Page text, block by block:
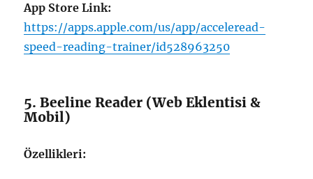
App Store Link:
https://apps.apple.com/us/app/acceleread-
speed-reading-trainer/id528963250
5. Beeline Reader (Web Eklentisi &
Mobil)
Özellikleri: